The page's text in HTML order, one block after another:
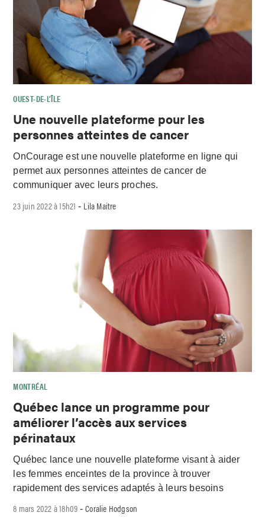
OUEST-DE-L’ÎLE
Une nouvelle plateforme pour les
personnes atteintes de cancer
OnCourage est une nouvelle plateforme en ligne qui
permet aux personnes atteintes de cancer de
communiquer avec leurs proches.
23 juin 2022 à 15h21 - Lila Maitre
MONTRÉAL
Québec lance un programme pour
améliorer l’accès aux services
périnataux
Québec lance une nouvelle plateforme visant à aider
les femmes enceintes de la province à trouver
rapidement des services adaptés à leurs besoins
8 mars 2022 à 18h09 -Coralie Hodgson